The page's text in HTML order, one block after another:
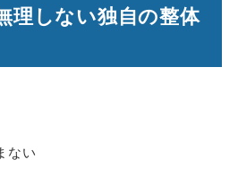
理しない独自の整体
ない